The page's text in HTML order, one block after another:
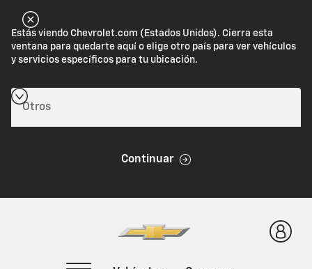
Estás viendo Chevrolet.com (Estados Unidos). Cierra esta
ventana para quedarte aquí o elige otro país para ver vehículos
y servicios específicos para tu ubicación.
Continuar